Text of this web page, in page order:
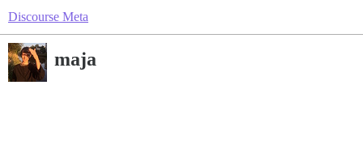
Discourse Meta
maja